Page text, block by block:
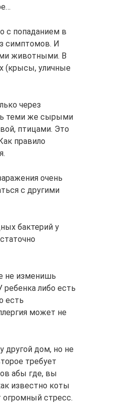
с попаданием в
симптомов. И
животными. В
(крысы, уличные
через
теми же сырыми
птицами. Это
правило
очень
с другими
бактерий у
не изменишь
либо есть
есть
может не
другой дом, но не
требует
абы где, вы
известно коты
огромный стресс.